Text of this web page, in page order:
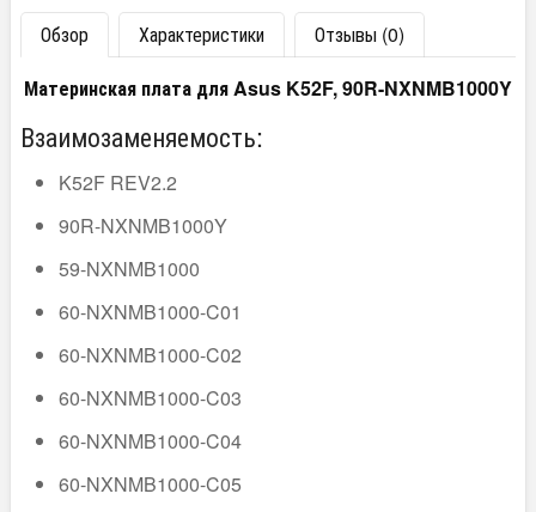
Обзор Характеристики
Отзывы (0)
Материнская плата для Asus K52F, 90R-NXNMB1000Y
Взаимозаменяемость:
K52F REV2.2
90R-NXNMB1000Y
59-NXNMB1000
60-NXNMB1000-C01
60-NXNMB1000-C02
60-NXNMB1000-C03
60-NXNMB1000-C04
60-NXNMB1000-C05